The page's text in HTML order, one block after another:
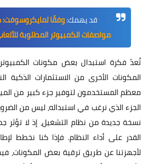
قد يهمك:وفقًا
مواصفات الكمبيوتر المطلوبة للألعاب
تُعدّ فكرة استبدال بعض مكونات
المكونات الأخرى من الاستثمارات الذكية
معظم المستخدمون لتوفير جزء كبير من
الجزء الذي نرغب في استبداله، ليس من
نسخة جديدة من نظام التشغيل، إذ لا تؤثر
القدر على أداء النظام. فإذا كنا نخطط
لأجهزتنا عن طريق ترقية بعض المكونات،